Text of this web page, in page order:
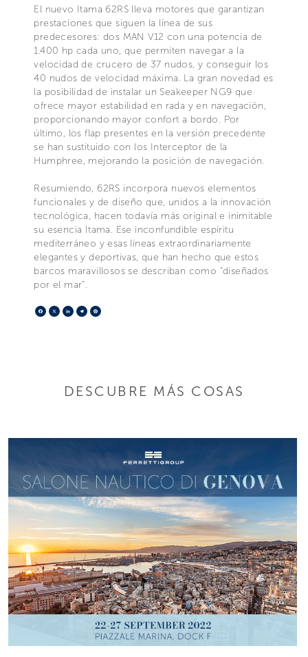
El nuevo Itama 62RS lleva motores que garantizan
prestaciones que siguen la línea de sus
predecesores: dos MAN V12 con una potencia de
1.400 hp cada uno, que permiten navegar a la
velocidad de crucero de 37 nudos, y conseguir los
40 nudos de velocidad máxima. La gran novedad es
la posibilidad de instalar un Seakeeper NG9 que
ofrece mayor estabilidad en rada y en navegación,
proporcionando mayor confort a bordo. Por
último, los flap presentes en la versión precedente
se han sustituido con los Interceptor de la
Humphree, mejorando la posición de navegación.
Resumiendo, 62RS incorpora nuevos elementos
funcionales y de diseño que, unidos a la innovación
tecnológica, hacen todavía más original e inimitable
su esencia Itama. Ese inconfundible espíritu
mediterráneo y esas líneas extraordinariamente
elegantes y deportivas, que han hecho que estos
barcos maravillosos se describan como “diseñados
por el mar”.
Facebook
X LinkedIn
Telegram
DESCUBRE MÁS COSAS